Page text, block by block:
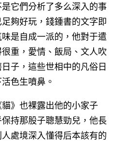
它們分析了多么深入的事
夠好玩，錢鍾書的文字即
是自成一派的，他對于遣
重，愛情、飯局、文人吹
子，這些世相中的凡俗日
色生噴鼻。
》也裸露出他的小家子
持那股子聰慧勁兒，他長
處境深入懂得后本該有的